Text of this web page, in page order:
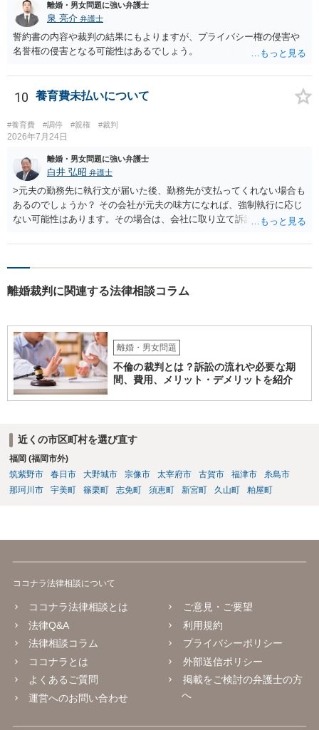
離婚・男女問題に強い弁護士
泉 亮介 弁護士
誓約書の内容や裁判の結果にもよりますが、プライバシー権の侵害や
名誉権の侵害となる可能性はあるでしょう。
10 養育費未払いについて
#養育費 #調停 #親権 #裁判
2026年7月24日
離婚・男女問題に強い弁護士
白井 弘昭 弁護士
>元夫の勤務先に執行文が届いた後、勤務先が支払ってくれない場合も
あるのでしょうか？ その会社が元夫の味方になれば、強制執行に応じ
ない可能性はあります。その場合は、会社に取り立て訴訟を行うこと
押さえ、元夫名義の車の差し押さえ競売などを検討します。 ＞何もで
す。 ＞他の弁護士さんに再度依頼できるのでしょうか？ できます。た
離婚裁判に関連する法律相談コラム
離婚・男女問題
不倫の裁判とは？訴訟の流れや必要な期
間、費用、メリット・デメリットを紹介
近くの市区町村を選び直す
福岡 (福岡市外)
筑紫野市
春日市 大野城市 宗像市 太宰府市 古賀市 福津市
糸島市
那珂川市
宇美町 篠栗町 志免町 須恵町 新宮町 久山町 粕屋町
ココナラ法律相談について
ココナラ法律相談とは
法律Q&A
法律相談コラム
ココナラとは
よくあるご質問
運営へのお問い合わせ
ご意見・ご要望
利用規約
プライバシーポリシー
外部送信ポリシー
掲載をご検討の弁護士の方
へ